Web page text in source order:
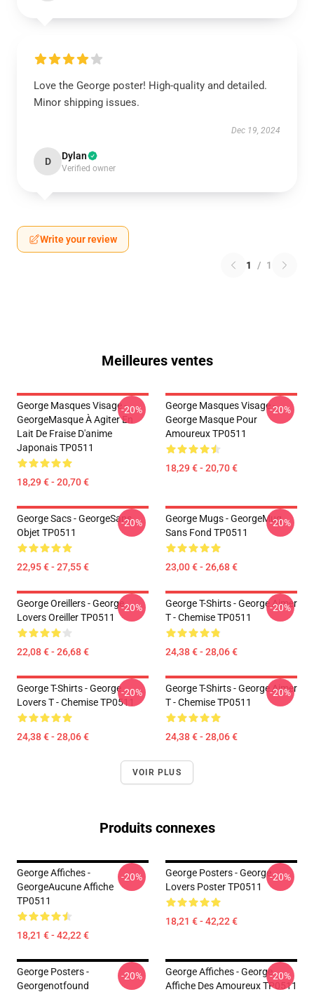
Love the George poster! High-quality and detailed.
Minor shipping issues.
Dec 19, 2024
D Dylan
Verified owner
Write your review
1 / 1
Meilleures ventes
George Masques Visage -
GeorgeMasque À Agiter En
Lait De Fraise D'anime
Japonais TP0511
18,29 € - 20,70 €
-20%
George Masques Visage -
George Masque Pour
Amoureux TP0511
18,29 € - 20,70 €
-20%
George Sacs - GeorgeSans
Objet TP0511
22,95 € - 27,55 €
-20%
George Mugs - GeorgeMug
Sans Fond TP0511
23,00 € - 26,68 €
-20%
George Oreillers - George
Lovers Oreiller TP0511
22,08 € - 26,68 €
-20%
George T-Shirts - George Aimer
T - Chemise TP0511
24,38 € - 28,06 €
-20%
George T-Shirts - George
Lovers T - Chemise TP0511
24,38 € - 28,06 €
-20%
George T-Shirts - George Aimer
T - Chemise TP0511
24,38 € - 28,06 €
-20%
VOIR PLUS
Produits connexes
George Affiches -
GeorgeAucune Affiche
TP0511
18,21 € - 42,22 €
-20%
George Posters - George
Lovers Poster TP0511
18,21 € - 42,22 €
-20%
George Posters -
Georgenotfound
-20%
George Affiches - George
Affiche Des Amoureux TP0511
-20%